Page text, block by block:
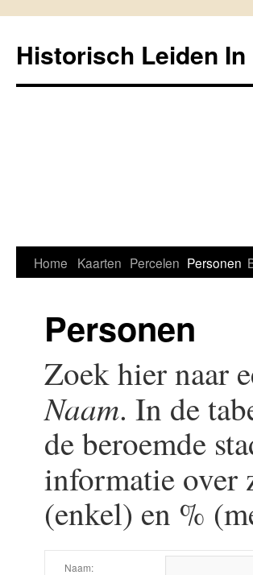
Historisch Leiden
Spring
inhoud
Home Kaarten Percelen Personen
Personen
Zoek hier naar
Naam. In de
de beroemde
informatie over
(enkel) en %
Naam: